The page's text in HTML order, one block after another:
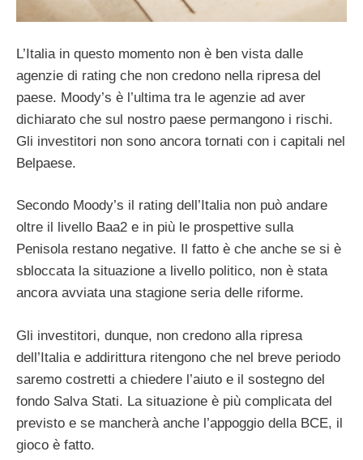
L’Italia in questo momento non è ben vista dalle
agenzie di rating che non credono nella ripresa del
paese. Moody’s è l’ultima tra le agenzie ad aver
dichiarato che sul nostro paese permangono i rischi.
Gli investitori non sono ancora tornati con i capitali nel
Belpaese.
Secondo Moody’s il rating dell’Italia non può andare
oltre il livello Baa2 e in più le prospettive sulla
Penisola restano negative. Il fatto è che anche se si è
sbloccata la situazione a livello politico, non è stata
ancora avviata una stagione seria delle riforme.
Gli investitori, dunque, non credono alla ripresa
dell’Italia e addirittura ritengono che nel breve periodo
saremo costretti a chiedere l’aiuto e il sostegno del
fondo Salva Stati. La situazione è più complicata del
previsto e se mancherà anche l’appoggio della BCE, il
gioco è fatto.